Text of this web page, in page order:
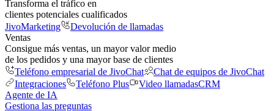
Transforma el tráfico en
clientes potenciales cualificados
JivoMarketing
Devolución de llamadas
Ventas
Consigue más ventas, un mayor valor medio
de los pedidos y una mayor base de clientes
Teléfono empresarial de JivoChat
Chat de equipos de JivoChat
Integraciones
Teléfono Plus Video llamadasCRM
Agente de IA
Gestiona las preguntas